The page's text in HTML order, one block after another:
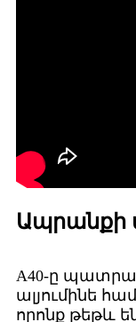
Ապրանքի
A40-ը
ալյումինե
որոնք թեթև